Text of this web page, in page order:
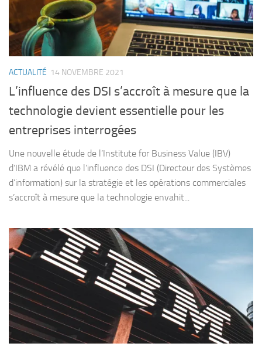
ACTUALITÉ 14 NOVEMBRE 2021
L’influence des DSI s’accroît à mesure que la
technologie devient essentielle pour les
entreprises interrogées
Une nouvelle étude de l’Institute for Business Value (IBV)
d’IBM a révélé que l’influence des DSI (Directeur des Systèmes
d’information) sur la stratégie et les opérations commerciales
s’accroît à mesure que la technologie envahit...